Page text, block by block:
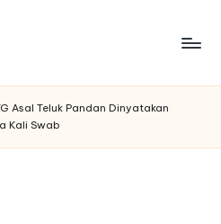
Asal Teluk Pandan Dinyatakan
Kali Swab